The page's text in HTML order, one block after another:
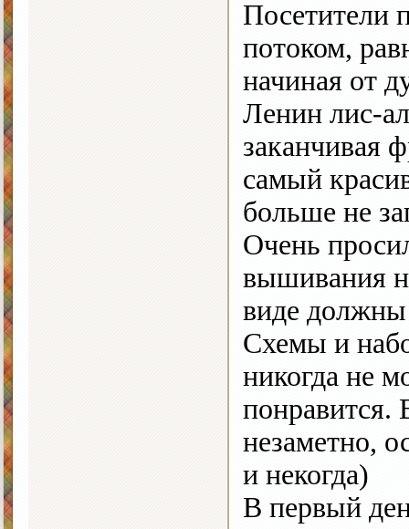
Посетители
потоком,
начиная от
Ленин лис-
заканчивая
самый
больше не
Очень
вышивания
виде должны
Схемы и
никогда не
понравится.
незаметно,
и некогда)
В первый